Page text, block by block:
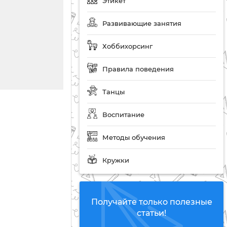
Развивающие занятия
Хоббихорсинг
Правила поведения
Танцы
Воспитание
Методы обучения
Кружки
Получайте только полезные
статьи!